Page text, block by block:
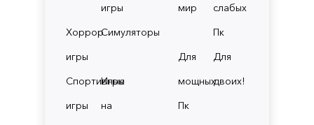
игры
Хоррор
игры
Симуляторы
Спортивные
игры
Игры
на
мир
слабых
Пк
Для
мощных
Пк
Для
двоих!